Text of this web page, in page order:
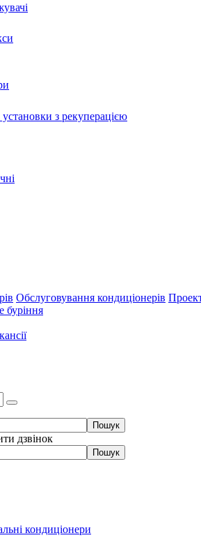
з рекуперацією
Обслуговування кондиціонерів
буріння
дзвінок
кондиціонери